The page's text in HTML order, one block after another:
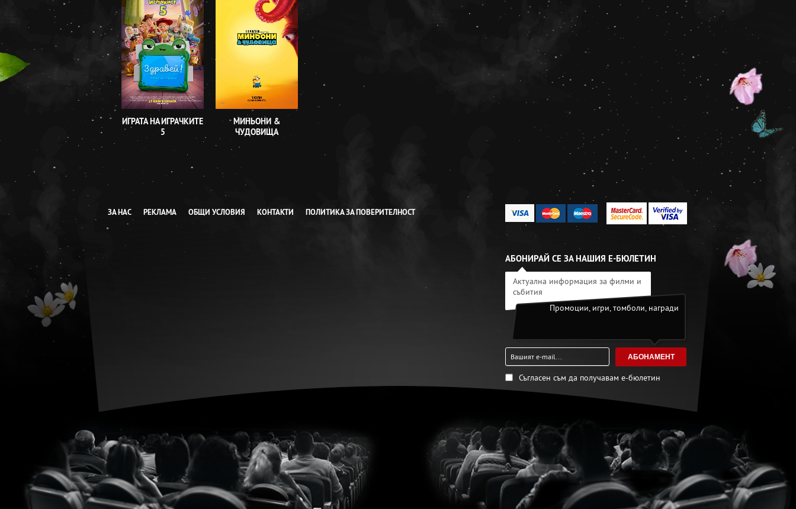
ИГРАТА НА ИГРАЧКИТЕ
5
МИНЬОНИ &
ЧУДОВИЩА
ЗА НАС РЕКЛАМА ОБЩИ УСЛОВИЯ КОНТАКТИ ПОЛИТИКА ЗА ПОВЕРИТЕЛНОСТ
АБОНИРАЙ СЕ ЗА НАШИЯ Е-БЮЛЕТИН
Актуална информация за филми и
събития
Промоции, игри, томболи, награди
АБОНАМЕНТ
Съгласен съм да получавам е-бюлетин